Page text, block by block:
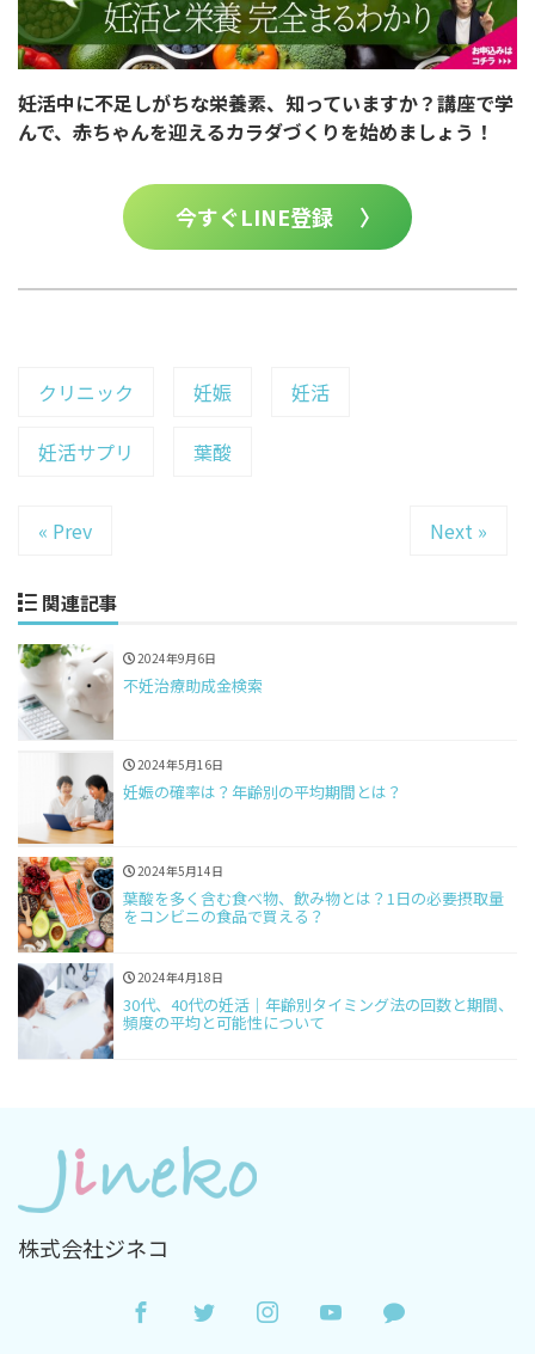
妊活中に不足しがちな栄養素、知っていますか？講座で学
んで、赤ちゃんを迎えるカラダづくりを始めましょう！
今すぐLINE登録 〉
クリニック 妊娠 妊活
妊活サプリ 葉酸
« Prev Next »
関連記事
2024年9月6日
不妊治療助成金検索
2024年5月16日
妊娠の確率は？年齢別の平均期間とは？
2024年5月14日
葉酸を多く含む食べ物、飲み物とは？1日の必要摂取量
をコンビニの食品で買える？
2024年4月18日
30代、40代の妊活｜年齢別タイミング法の回数と期間、
頻度の平均と可能性について
株式会社ジネコ